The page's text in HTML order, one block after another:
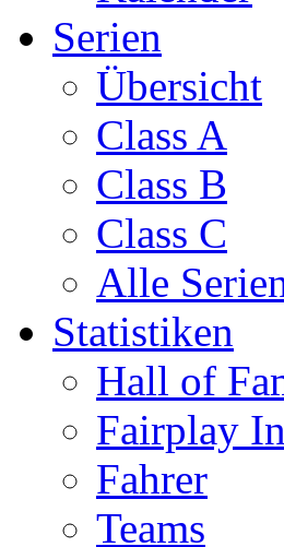
Serien
Übersicht
Class A
Class B
Class C
Alle
Statistiken
Hall of
Fairplay
Fahrer
Teams